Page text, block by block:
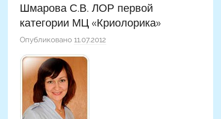
Шмарова С.В. ЛОР первой
категории МЦ «Криолорика»
Опубликовано 11.07.2012